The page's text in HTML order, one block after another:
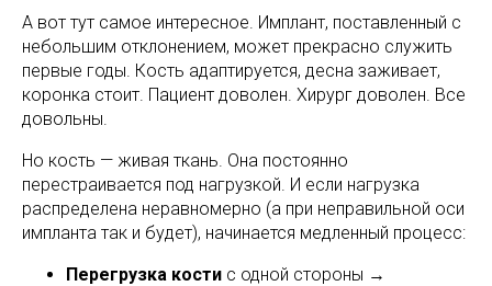
А вот тут самое интересное. Имплант, поставленный с
небольшим отклонением, может прекрасно служить
первые годы. Кость адаптируется, десна заживает,
коронка стоит. Пациент доволен. Хирург доволен. Все
довольны.
Но кость — живая ткань. Она постоянно
перестраивается под нагрузкой. И если нагрузка
распределена неравномерно (а при неправильной оси
импланта так и будет), начинается медленный процесс:
Перегрузка кости с одной стороны →